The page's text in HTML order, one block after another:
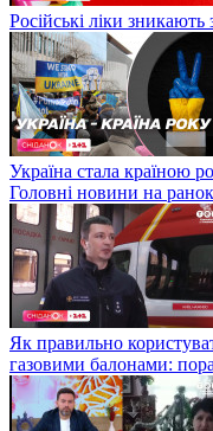
Російські ліки зникають
Україна стала країною
Головні новини на
Як правильно
газовими балонами: